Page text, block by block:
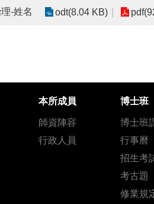
-姓名 odt(8.04 KB)
本所成員
師資陣容
行政人員
博士班
博士班
行事曆
招生考
考古題
修業規